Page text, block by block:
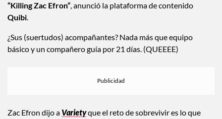
“Killing Zac Efron”, anunció la plataforma de contenido
Quibi.
¿Sus (suertudos) acompañantes? Nada más que equipo
básico y un compañero guía por 21 días. (QUEEEE)
Zac Efron dijo a Varietyque el reto de sobrevivir es lo que